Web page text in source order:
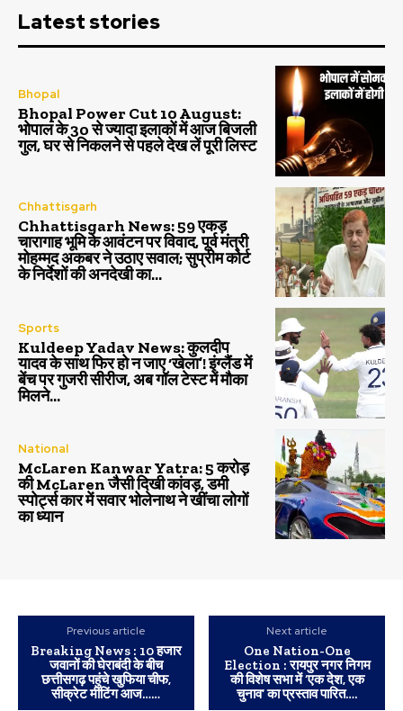
Latest stories
Bhopal
Bhopal Power Cut 10 August:
भोपाल के 30 से ज्यादा इलाकों में आज बिजली
गुल, घर से निकलने से पहले देख लें पूरी लिस्ट
Chhattisgarh
Chhattisgarh News: 59 एकड़
चारागाह भूमि के आवंटन पर विवाद, पूर्व मंत्री
मोहम्मद अकबर ने उठाए सवाल; सुप्रीम कोर्ट
के निर्देशों की अनदेखी का...
Sports
Kuldeep Yadav News: कुलदीप
यादव के साथ फिर हो न जाए ‘खेला’! इंग्लैंड में
बेंच पर गुजरी सीरीज, अब गॉल टेस्ट में मौका
मिलने...
National
McLaren Kanwar Yatra: 5 करोड़
की McLaren जैसी दिखी कांवड़, डमी
स्पोर्ट्स कार में सवार भोलेनाथ ने खींचा लोगों
का ध्यान
Previous article
Breaking News : 10 हजार
जवानों की घेराबंदी के बीच
छत्तीसगढ़ पहुंचे खुफिया चीफ,
सीक्रेट मीटिंग आज……
Next article
One Nation-One
Election : रायपुर नगर निगम
की विशेष सभा में ‘एक देश, एक
चुनाव’ का प्रस्ताव पारित….